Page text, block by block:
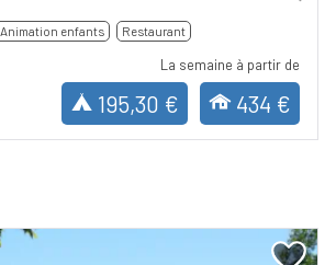
Animation enfants Restaurant
La semaine à partir de
195,30 € 434 €